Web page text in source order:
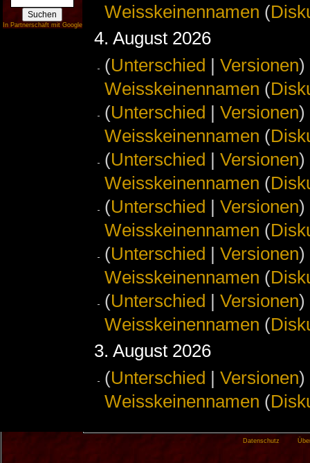
In Partnerschaft mit Google
Weisskeinennamen (
4. August 2026
(Unterschied | Versionen)
Weisskeinennamen (
(Unterschied | Versionen)
Weisskeinennamen (
(Unterschied | Versionen)
Weisskeinennamen (
(Unterschied | Versionen)
Weisskeinennamen (
(Unterschied | Versionen)
Weisskeinennamen (
(Unterschied | Versionen)
Weisskeinennamen (
3. August 2026
(Unterschied | Versionen)
Weisskeinennamen (
Datenschutz